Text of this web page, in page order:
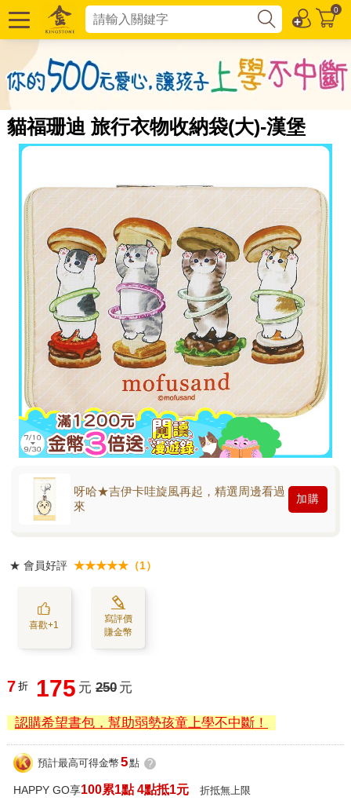
0
貓福珊迪 旅行衣物收納袋(大)-漢堡
呀哈★吉伊卡哇旋風再起，精選周邊看過
來
加購
★ 會員好評 ★★★★★（1）
喜歡+1
寫評價
賺金幣
7 折 175 元 250 元
認購希望書包，幫助弱勢孩童上學不中斷！
預計最高可得金幣 5點 ?
HAPPY GO享100累1點 4點抵1元 折抵無上限